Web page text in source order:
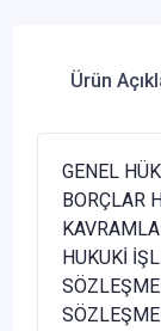
Ürün
GENEL
BORÇLAR
HUKUKİ